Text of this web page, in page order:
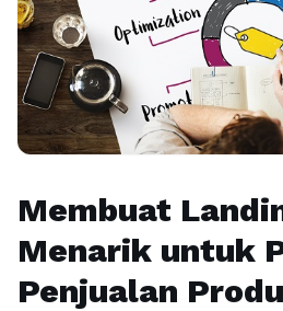
Membuat
Menarik untuk
Penjualan